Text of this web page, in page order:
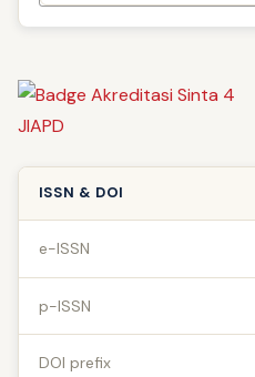
ISSN & DOI
e-ISSN
p-ISSN
DOI prefix